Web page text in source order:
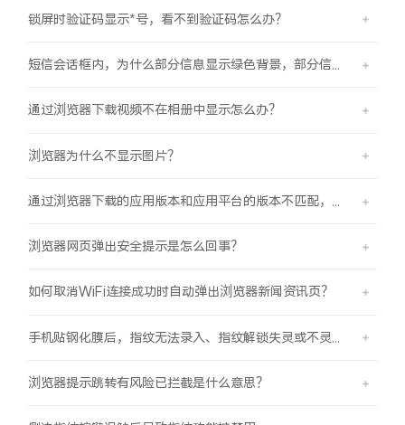
锁屏时验证码显示*号，看不到验证码怎么办？
通过浏览器下载视频不在相册中显示怎么办？
浏览器为什么不显示图片？
浏览器网页弹出安全提示是怎么回事？
如何取消WiFi连接成功时自动弹出浏览器新闻资讯页？
浏览器提示跳转有风险已拦截是什么意思？